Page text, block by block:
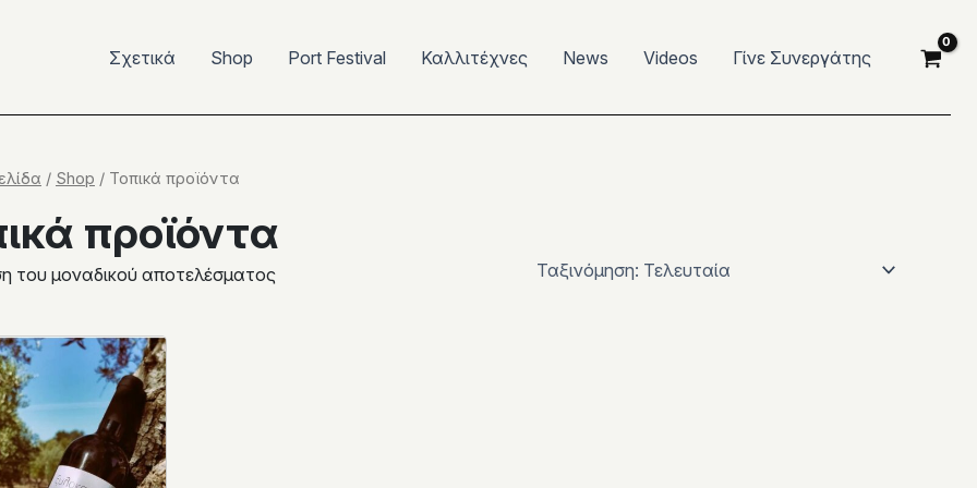
Σχετικά Shop Port Festival Καλλιτέχνες News Videos Γίνε Συνεργάτης
/ Shop / Τοπικά προϊόντα
προϊόντα
του μοναδικού αποτελέσματος